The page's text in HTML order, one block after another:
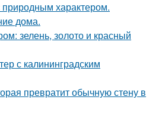
природным характером.
дома.
зелень, золото и красный
с калининградским
превратит обычную стену в